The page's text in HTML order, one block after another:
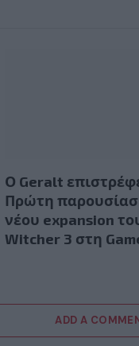
Ο Geralt
Πρώτη
νέου expansion
Witcher 3 στη
ADD A